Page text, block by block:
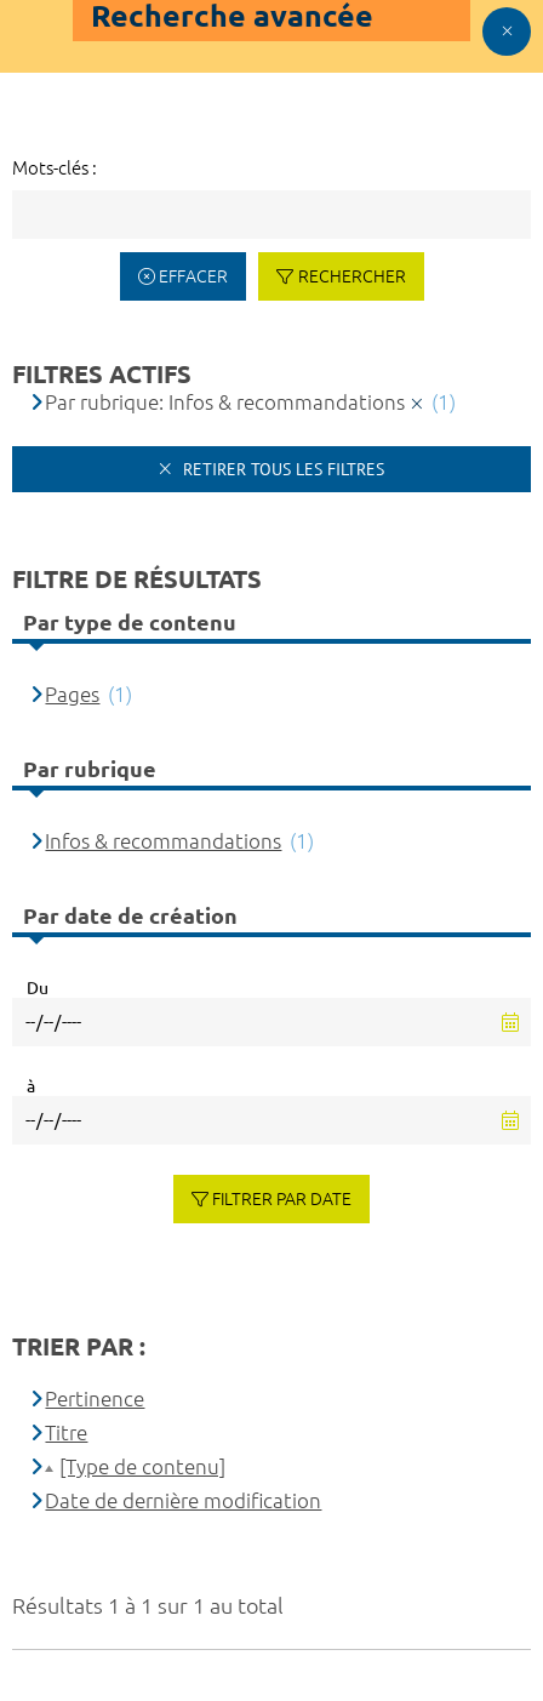
Recherche avancée
Mots-clés :
EFFACER RECHERCHER
Résultats 1 à 1 sur 1 au total
FILTRES ACTIFS
Par rubrique: Infos & recommandations (1)
RETIRER TOUS LES FILTRES
FILTRE DE RÉSULTATS
Par type de contenu
Pages (1)
Par rubrique
Infos & recommandations (1)
Par date de création
Du
à
FILTRER PAR DATE
TRIER PAR :
Pertinence
Titre
[Type de contenu]
Date de dernière modification